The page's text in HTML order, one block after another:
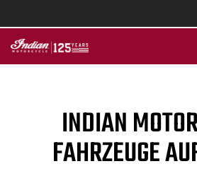
INDIAN
FAHRZEUGE